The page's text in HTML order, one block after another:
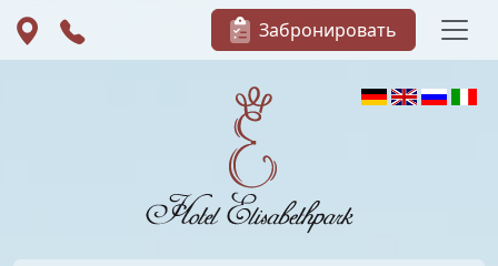
Забронировать